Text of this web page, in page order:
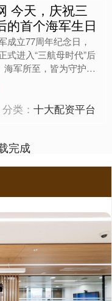
今天，庆祝三
的首个海军生日
成立77周年纪念日，
式进入“三航母时代”后
海军所至，皆为守护。
继续劈波斩浪，向海图
分类：十大配资平台
完成